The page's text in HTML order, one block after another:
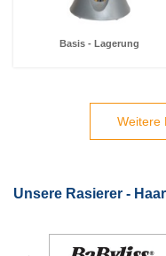
Basis - Lagerung
Weitere
Unsere Rasierer -